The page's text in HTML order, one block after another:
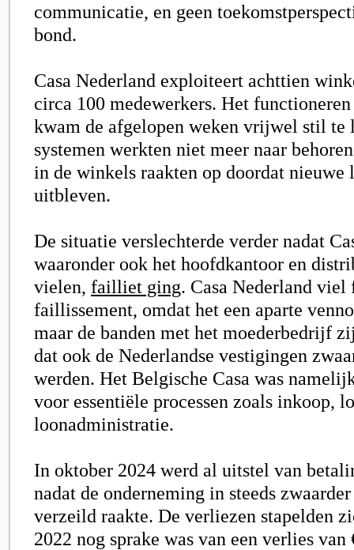
communicatie, en geen
bond.
Casa Nederland exploiteert achttien
circa 100 medewerkers. Het
kwam de afgelopen weken vrijwel stil te
systemen werkten niet meer naar
in de winkels raakten op doordat nieuwe
uitbleven.
De situatie verslechterde verder nadat
waaronder ook het hoofdkantoor en
vielen, failliet ging. Casa Nederland
faillissement, omdat het een aparte
maar de banden met het moederbedrijf
dat ook de Nederlandse vestigingen
werden. Het Belgische Casa was
voor essentiële processen zoals inkoop,
loonadministratie.
In oktober 2024 werd al uitstel van
nadat de onderneming in steeds
verzeild raakte. De verliezen stapelden
2022 nog sprake was van een verlies